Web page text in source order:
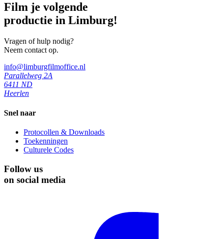
Film je volgende
productie in Limburg!
Vragen of hulp nodig?
Neem contact op.
info@limburgfilmoffice.nl
Parallelweg 2A
6411 ND
Heerlen
Snel naar
Protocollen & Downloads
Toekenningen
Culturele Codes
Follow us
on social media